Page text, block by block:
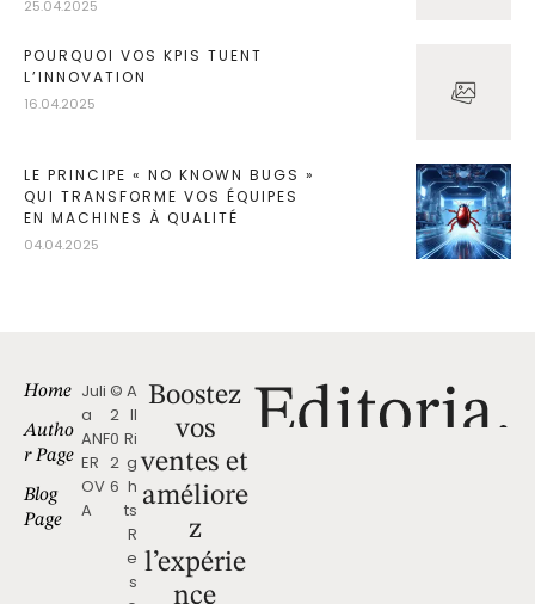
25.04.2025
POURQUOI VOS KPIS TUENT
L’INNOVATION
16.04.2025
LE PRINCIPE « NO KNOWN BUGS »
QUI TRANSFORME VOS ÉQUIPES
EN MACHINES À QUALITÉ
04.04.2025
Home
Autho
r Page
Blog
Page
Boostez
vos
ventes et
améliore
z
l’expérie
nce
Juli
a
ANF
ER
OV
A
©
2
0
2
6
A
ll
Ri
g
h
ts
R
e
s